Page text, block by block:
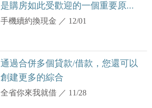
是購房如此受歡迎的一個重要原...
手機續約換現金 ／ 12/01
通過合併多個貸款/借款，您還可以
創建更多的綜合
全省你來我就借 ／ 11/28